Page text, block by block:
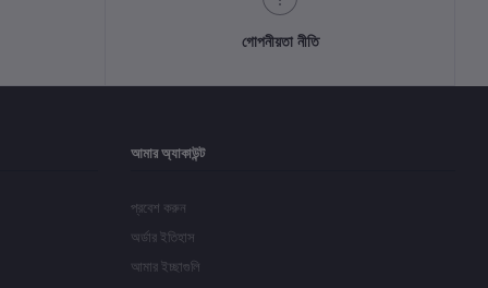
গোপনীয়তা নীতি
আমার অ্যাকাউন্ট
প্রবেশ করুন
অর্ডার ইতিহাস
আমার ইচ্ছাগুলি